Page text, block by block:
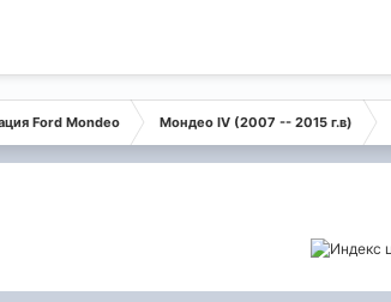
Ford Mondeo Мондео IV (2007 -- 2015 г.в)